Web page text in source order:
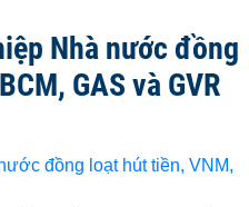
Nhà nước đồng
GAS và GVR